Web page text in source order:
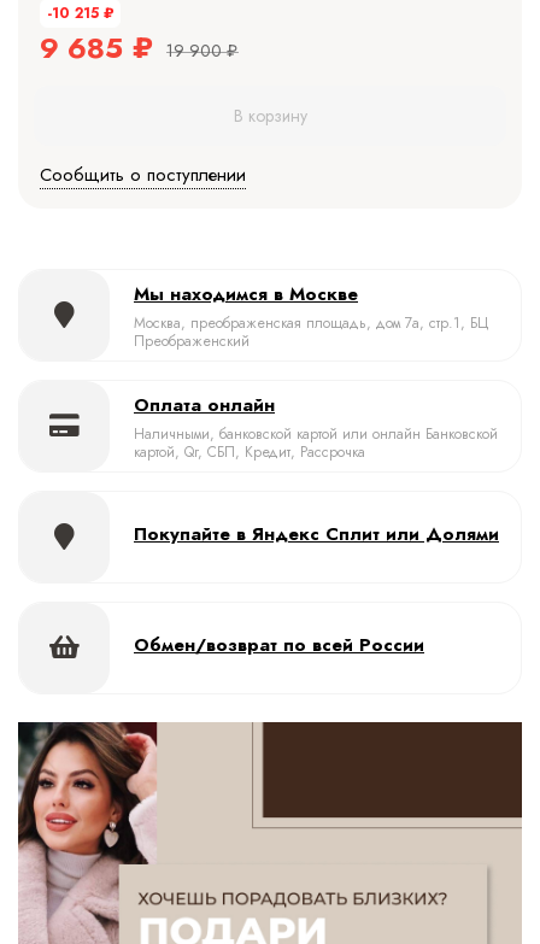
-10 215 ₽
9 685 ₽ 19 900 ₽
В корзину
Сообщить о поступлении
Мы находимся в Москве
Москва, преображенская площадь, дом 7а, стр.1, БЦ
Преображенский
Оплата онлайн
Наличными, банковской картой или онлайн Банковской
картой, Qr, СБП, Кредит, Рассрочка
Покупайте в Яндекс Сплит или Долями
Обмен/возврат по всей России